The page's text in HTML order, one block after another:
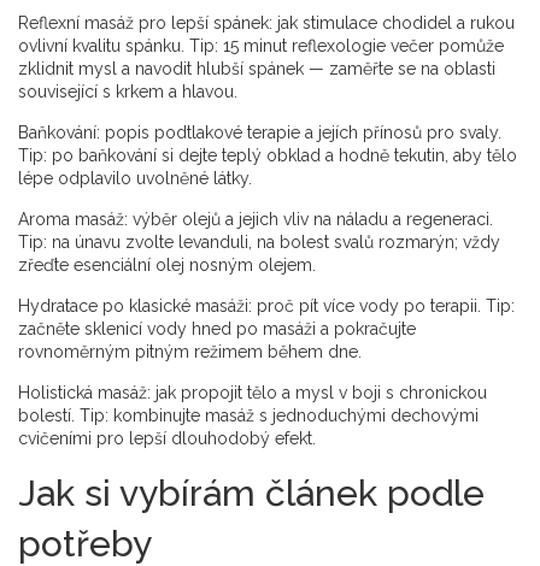
Reflexní masáž pro lepší spánek: jak stimulace chodidel a rukou
ovlivní kvalitu spánku. Tip: 15 minut reflexologie večer pomůže
zklidnit mysl a navodit hlubší spánek — zaměřte se na oblasti
související s krkem a hlavou.
Baňkování: popis podtlakové terapie a jejích přínosů pro svaly.
Tip: po baňkování si dejte teplý obklad a hodně tekutin, aby tělo
lépe odplavilo uvolněné látky.
Aroma masáž: výběr olejů a jejich vliv na náladu a regeneraci.
Tip: na únavu zvolte levanduli, na bolest svalů rozmarýn; vždy
zřeďte esenciální olej nosným olejem.
Hydratace po klasické masáži: proč pít více vody po terapii. Tip:
začněte sklenicí vody hned po masáži a pokračujte
rovnoměrným pitným režimem během dne.
Holistická masáž: jak propojit tělo a mysl v boji s chronickou
bolestí. Tip: kombinujte masáž s jednoduchými dechovými
cvičeními pro lepší dlouhodobý efekt.
Jak si vybírám článek podle
potřeby